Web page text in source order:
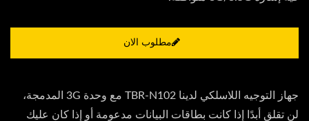
مطلوب الان
جهاز التوجيه اللاسلكي لدينا TBR-N102 مع وحدة 3G المدمجة،
لن تقلق أبدًا إذا كانت بطاقات البيانات مدعومة أو إذا كان عليك